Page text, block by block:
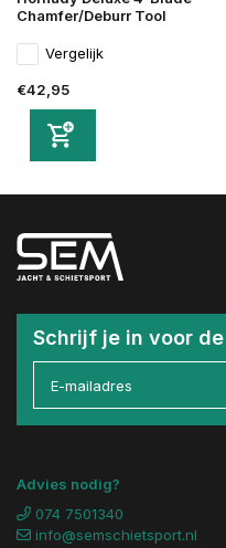
Chamfer/Deburr Tool
Vergelijk
€42,95
Schrijf je in voor
Advies nodig?
074 7501340
info@semschietsport.nl